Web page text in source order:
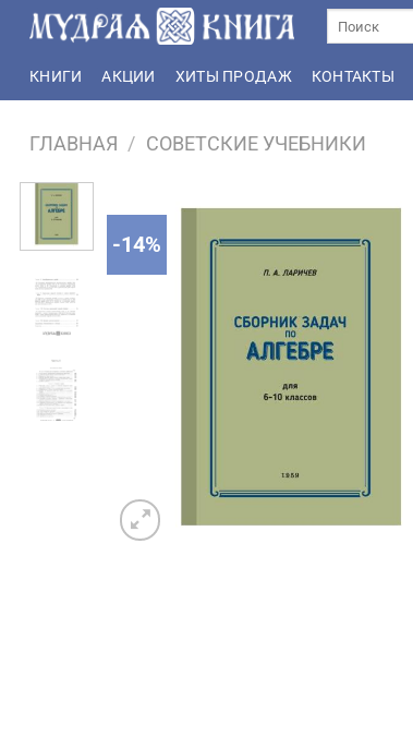
КНИГИ АКЦИИ ХИТЫ ПРОДАЖ КОНТАКТЫ
ГЛАВНАЯ / СОВЕТСКИЕ УЧЕБНИКИ
-14%